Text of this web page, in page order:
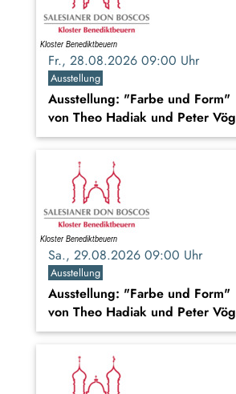
Fr., 28.08.2026 09:00 Uhr
Ausstellung
Ausstellung: "Farbe und Form"
von Theo Hadiak und Peter
Sa., 29.08.2026 09:00 Uhr
Ausstellung
Ausstellung: "Farbe und Form"
von Theo Hadiak und Peter